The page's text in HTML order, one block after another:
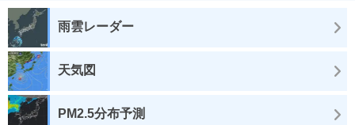
雨雲レーダー
天気図
PM2.5分布予測